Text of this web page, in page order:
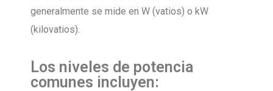
generalmente se mide en W (vatios) o kW
(kilovatios).
Los niveles de potencia
comunes incluyen: